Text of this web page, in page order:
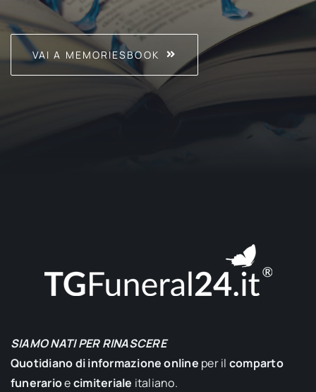
VAI A MEMORIESBOOK
SIAMO NATI PER RINASCERE
Quotidiano di informazione online per il comparto
funerarioecimiteriale italiano.